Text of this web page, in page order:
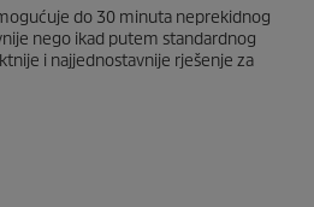
do 30 minuta neprekidnog
nego ikad putem standardnog
i najjednostavnije rješenje za